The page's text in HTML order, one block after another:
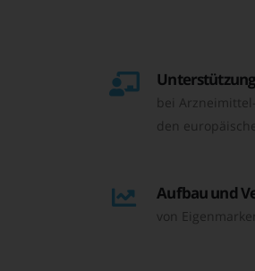
Unterstützung
bei
den
Aufbau und
von